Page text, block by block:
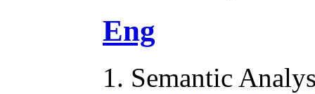
Eng
1. Semantic